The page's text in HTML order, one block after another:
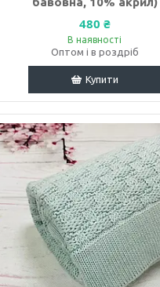
480 ₴
В наявності
Оптом і в роздріб
Купити